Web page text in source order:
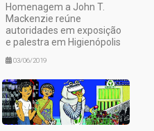
Homenagem a John T.
Mackenzie reúne
autoridades em exposição
e palestra em Higienópolis
03/06/2019